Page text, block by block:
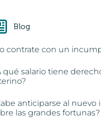
Blog
contrate con un
qué salario tiene
anticiparse al nuevo
las grandes fortunas?